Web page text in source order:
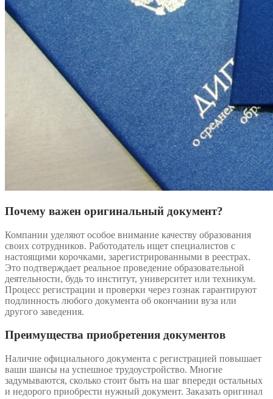
Почему важен оригинальный документ?
Компании уделяют особое внимание качеству образования
своих сотрудников. Работодатель ищет специалистов с
настоящими корочками, зарегистрированными в реестрах.
Это подтверждает реальное проведение образовательной
деятельности, будь то институт, университет или техникум.
Процесс регистрации и проверки через гознак гарантируют
подлинность любого документа об окончании вуза или
другого заведения.
Преимущества приобретения документов
Наличие официального документа с регистрацией повышает
ваши шансы на успешное трудоустройство. Многие
задумываются, сколько стоит быть на шаг впереди остальных
и недорого приобрести нужный документ. Заказать оригинал